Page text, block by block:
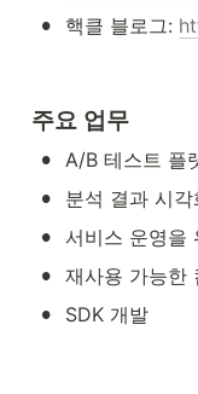
• 핵클 블로그:
주요 업무
• A/B 테스트 플
• 분석 결과 시
• 서비스 운영을
• 재사용 가능한
• SDK 개발